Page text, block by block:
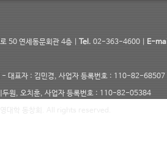
50 연세동문회관 4층 |
Tel. 02-363-4600 | E-
- 대표자 : 김민경, 사업자 등록번호 : 110-82-68507
두원, 오치훈, 사업자 등록번호 : 110-82-05384